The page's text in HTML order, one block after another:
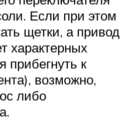
Если при этом
щетки, а привод
характерных
прибегнуть к
возможно,
либо